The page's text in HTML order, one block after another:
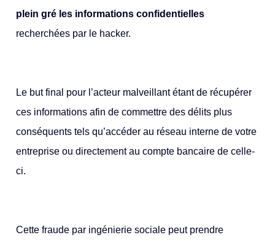
plein gré les informations confidentielles
recherchées par le hacker.
Le but final pour l’acteur malveillant étant de récupérer
ces informations afin de commettre des délits plus
conséquents tels qu’accéder au réseau interne de votre
entreprise ou directement au compte bancaire de celle-
ci.
Cette fraude par ingénierie sociale peut prendre